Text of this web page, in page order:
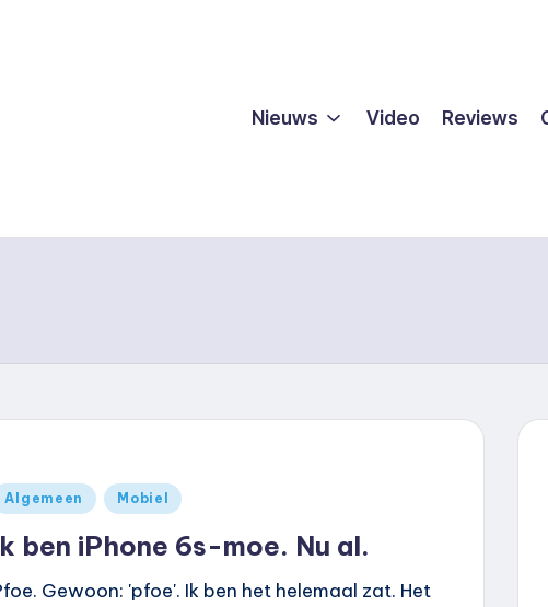
Nieuws Video Reviews
Algemeen Mobiel
ben iPhone 6s-moe. Nu al.
Gewoon: 'pfoe'. Ik ben het helemaal zat. Het